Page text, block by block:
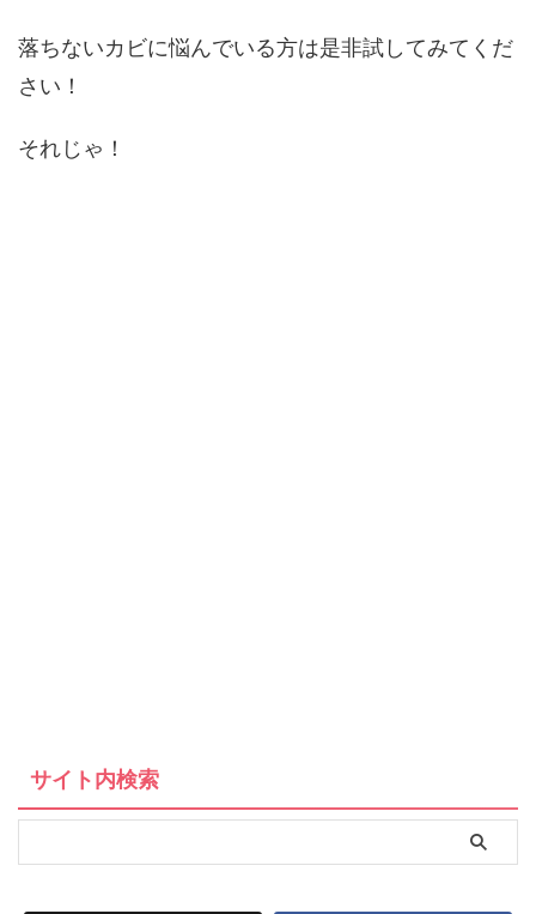
落ちないカビに悩んでいる方は是非試してみてくだ
さい！
それじゃ！
サイト内検索